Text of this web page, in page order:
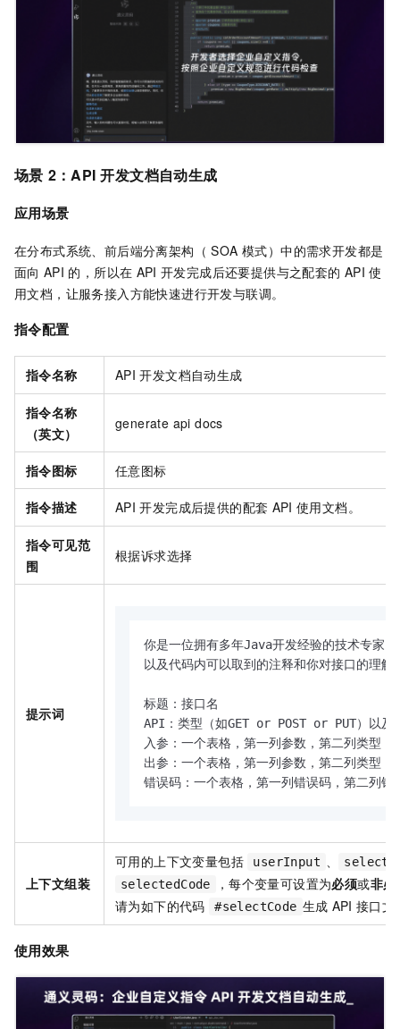
场景 2：API 开发文档自动生成
应用场景
在分布式系统、前后端分离架构（ SOA 模式）中的需求开发都是
面向 API 的，所以在 API 开发完成后还要提供与之配套的 API 使
用文档，让服务接入方能快速进行开发与联调。
指令配置
指令名称 API 开发文档自动生成
指令名称
（英文）
generate api docs
指令图标 任意图标
指令描述 API 开发完成后提供的配套 API 使用文档。
指令可见范
围
根据诉求选择
提示词
你是一位拥有多年Java开发经验的技术专
以及代码内可以取到的注释和你对接口的理
标题：接口名
API：类型（如GET or POST or PUT）以
入参：一个表格，第一列参数，第二列类型，
出参：一个表格，第一列参数，第二列类型，
错误码：一个表格，第一列错误码，第二列错
上下文组装
可用的上下文变量包括 userInput
selectedCode
，每个变量可设置为必须或非必
请为如下的代码
#selectCode 生成 API 接口文
使用效果